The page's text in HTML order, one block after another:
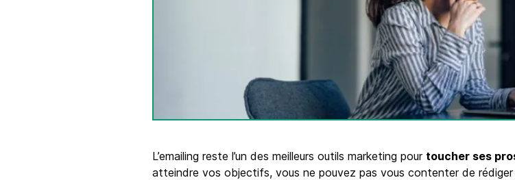
Téléphone
L’emailing reste l’un des meilleurs outils marketing pour toucher ses
atteindre vos objectifs, vous ne pouvez pas vous contenter de